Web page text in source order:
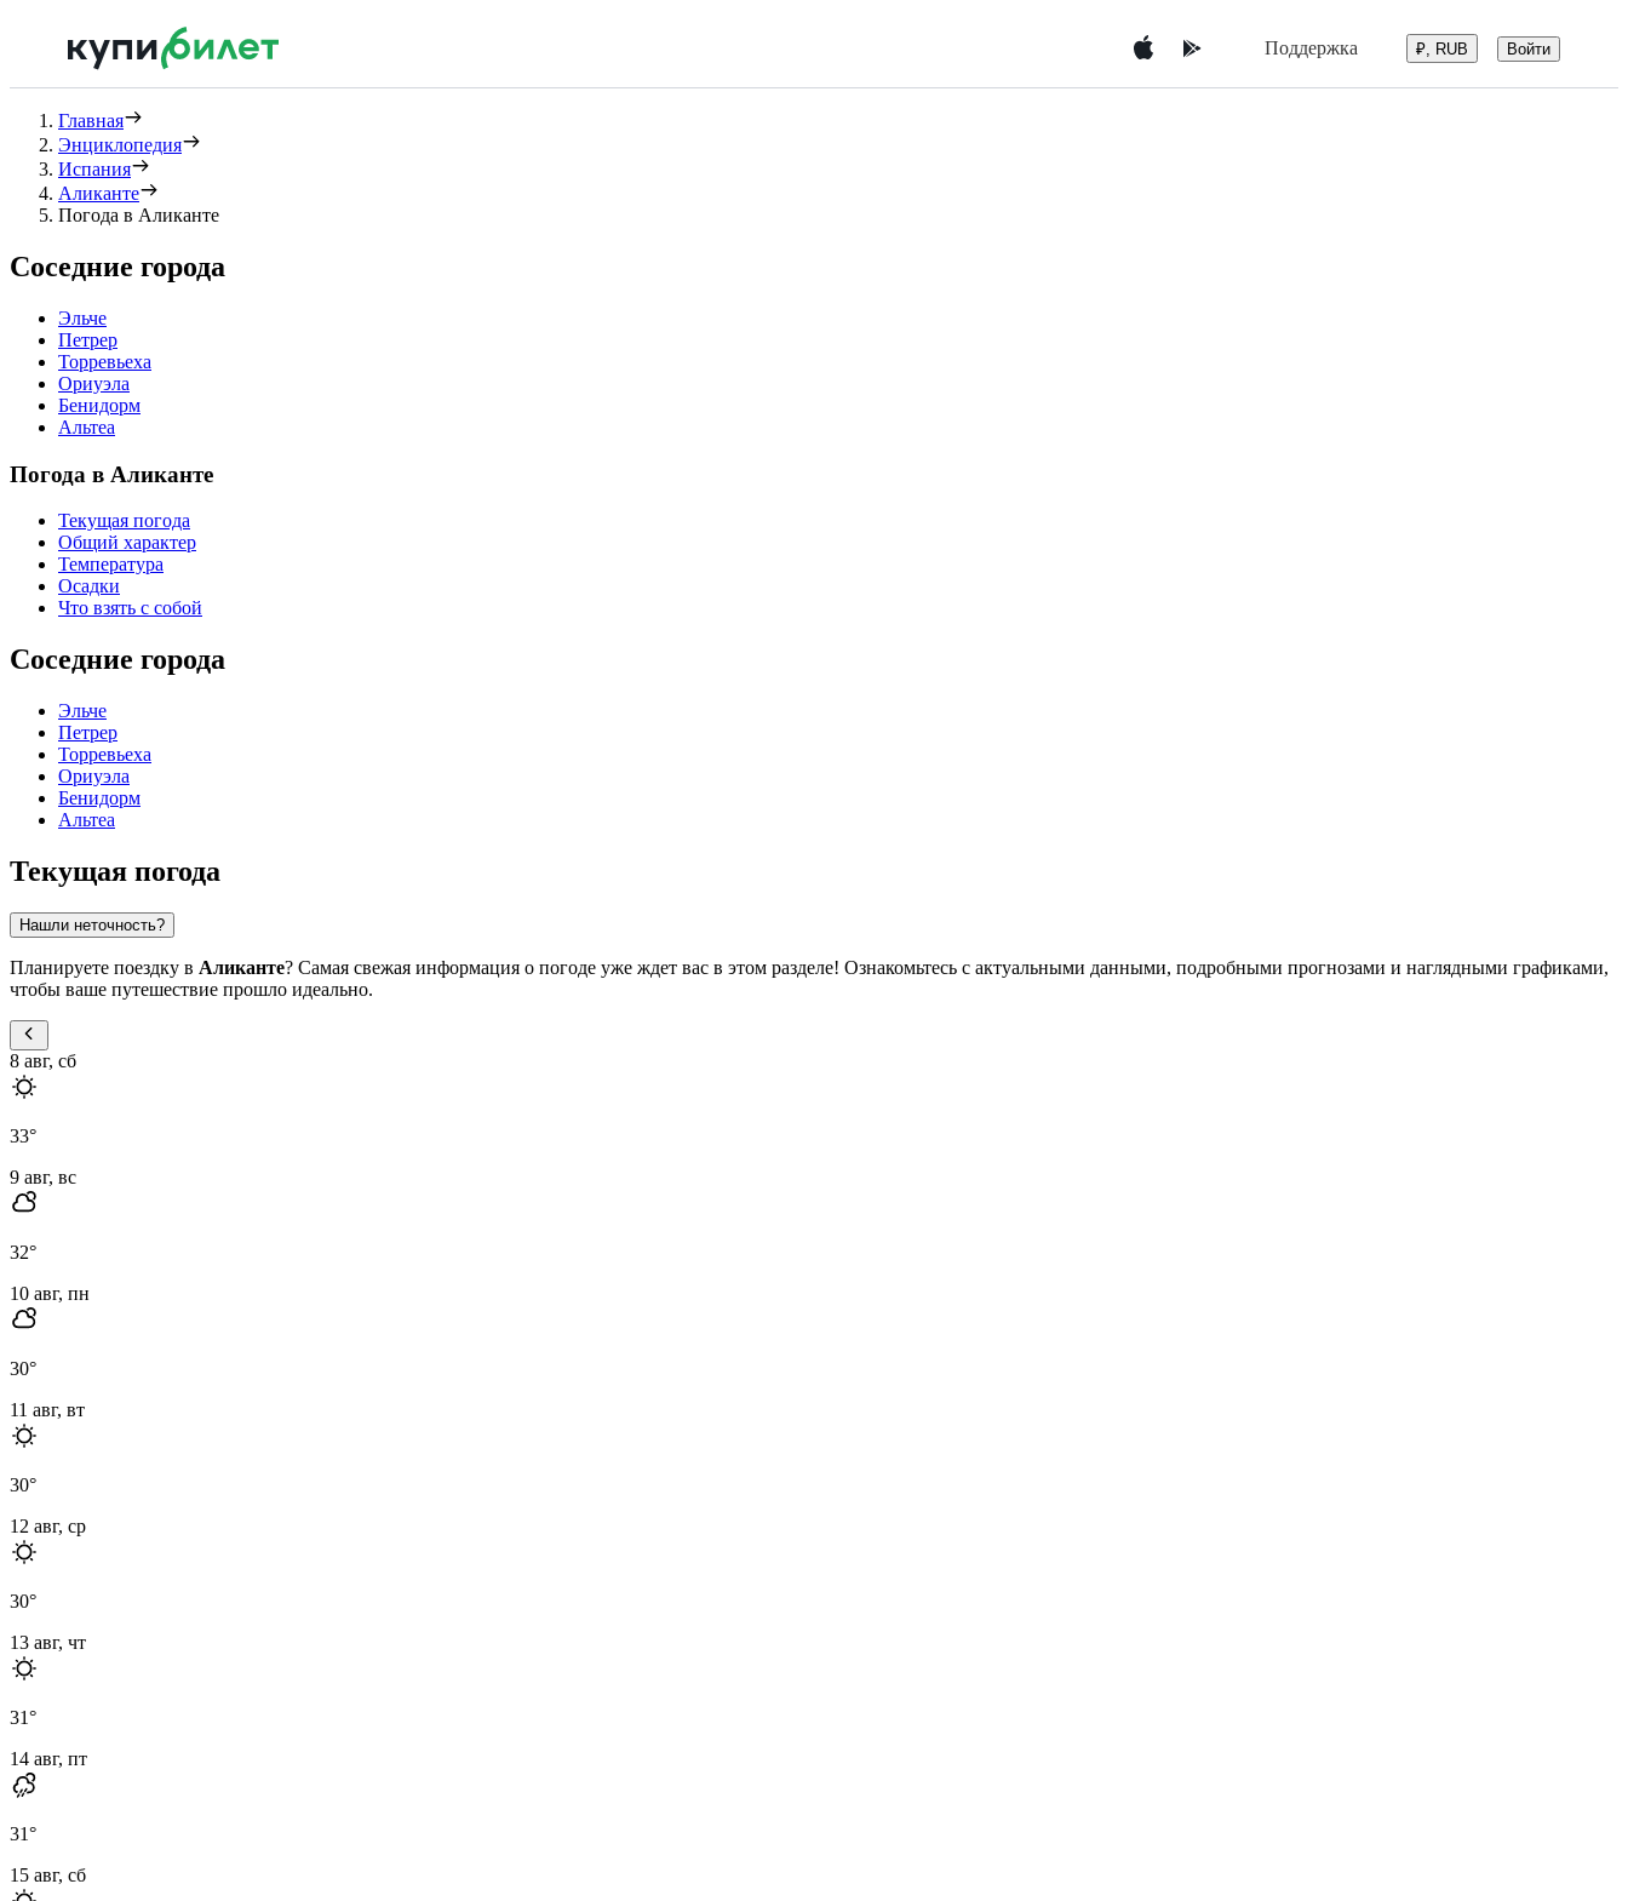
Поддержка ₽, RUB Войти
Главная
Энциклопедия
Испания
Аликанте
Погода в Аликанте
Соседние города
Эльче
Петрер
Торревьеха
Ориуэла
Бенидорм
Альтеа
Погода в Аликанте
Текущая погода
Общий характер
Температура
Осадки
Что взять с собой
Соседние города
Эльче
Петрер
Торревьеха
Ориуэла
Бенидорм
Альтеа
Текущая погода
Нашли неточность?
Планируете поездку в Аликанте? Самая свежая информация о погоде уже ждет вас в этом разделе! Ознакомьтесь с актуальными данными, подробными прогнозами и наглядными графиками,
чтобы ваше путешествие прошло идеально.
8 авг, сб
33°
9 авг, вс
32°
10 авг, пн
30°
11 авг, вт
30°
12 авг, ср
30°
13 авг, чт
31°
14 авг, пт
31°
15 авг, сб